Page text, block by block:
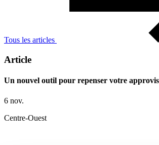
Tous les articles
Article
Un nouvel outil pour repenser votre
6 nov.
Centre-Ouest